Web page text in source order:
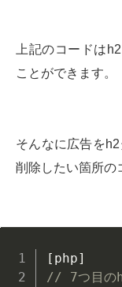
上記のコードは
ことができます。
そんなに広告を
削除したい箇所の
[ php]
// 7つ目の